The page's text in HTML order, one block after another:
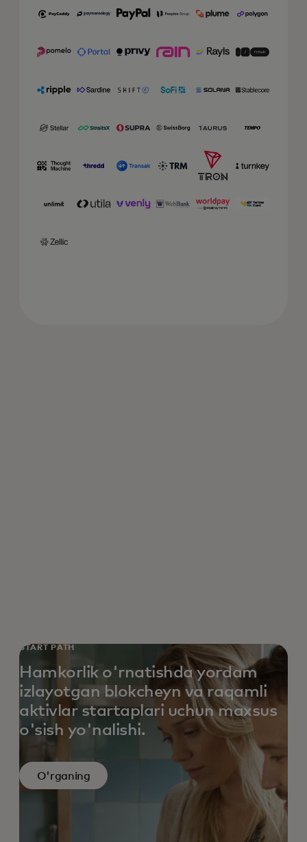
START PATH
Hamkorlik o'rnatishda yordam
izlayotgan blokcheyn va raqamli
aktivlar startaplari uchun maxsus
o'sish yo'nalishi.
O'rganing